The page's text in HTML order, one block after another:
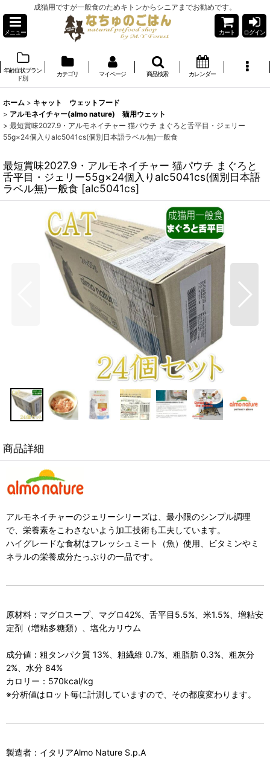
成猫用ですが一般食のためキトンからシニアまでお勧めです。
メニュー カート ログイン
年齢症状ブラン
ド別
カテゴリ マイページ 商品検索 カレンダー
ホーム > キャット ウェットフード
> アルモネイチャー(almo nature) 猫用ウェット
> 最短賞味2027.9・アルモネイチャー 猫パウチ まぐろと舌平目・ジェリー
55g×24個入りalc5041cs(個別日本語ラベル無)一般食
最短賞味2027.9・アルモネイチャー 猫パウチ まぐろと
舌平目・ジェリー55g×24個入りalc5041cs(個別日本語
ラベル無)一般食 [alc5041cs]
商品詳細
アルモネイチャーのジェリーシリーズは、最小限のシンプル調理
で、栄養素をこわさないよう加工技術も工夫しています。
ハイグレードな食材はフレッシュミート（魚）使用、ビタミンやミ
ネラルの栄養成分たっぷりの一品です。
原材料：マグロスープ、マグロ42%、舌平目5.5%、米1.5%、増粘安
定剤（増粘多糖類）、塩化カリウム
成分値：粗タンパク質 13%、粗繊維 0.7%、粗脂肪 0.3%、粗灰分
2%、水分 84%
カロリー：570kcal/kg
※分析値はロット毎に計測していますので、その都度変わります。
製造者：イタリアAlmo Nature S.p.A